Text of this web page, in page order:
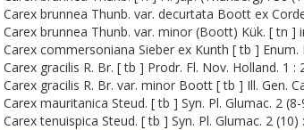
Carex brunnea Thunb. var. decurtata Boott ex
Carex brunnea Thunb. var. minor (Boott) Kük. [ tn ]
Carex commersoniana Sieber ex Kunth [ tb ] Enum.
Carex gracilis R. Br. [ tb ] Prodr. Fl. Nov. Holland. 1 :
Carex gracilis R. Br. var. minor Boott [ tb ] Ill. Gen.
Carex mauritanica Steud. [ tb ] Syn. Pl. Glumac. 2
Carex tenuispica Steud. [ tb ] Syn. Pl. Glumac. 2 (10)